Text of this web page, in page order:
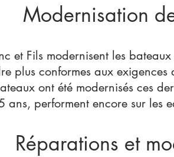
Modernisation
et Fils modernisent les
plus conformes aux
ont été modernisés ces
ans, performent encore sur les
Réparations et